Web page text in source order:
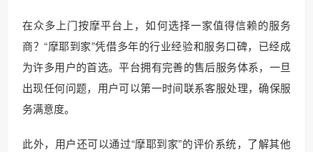
在众多上门按摩平台上，如何选择一家值得信赖的服务
商？“摩耶到家”凭借多年的行业经验和服务口碑，已经成
为许多用户的首选。平台拥有完善的售后服务体系，一旦
出现任何问题，用户可以第一时间联系客服处理，确保服
务满意度。
此外，用户还可以通过“摩耶到家”的评价系统，了解其他